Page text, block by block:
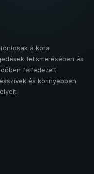
a korai
felismerésében és
felfedezett
és könnyebben